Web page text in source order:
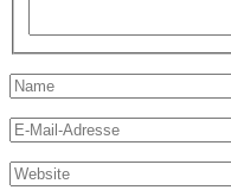
Name
E-
Mail-
Adresse
Website